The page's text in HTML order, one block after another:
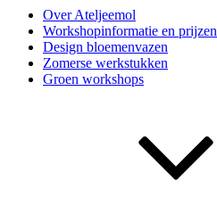
Over Ateljeemol
Workshopinformatie en prijzen
Design bloemenvazen
Zomerse werkstukken
Groen workshops